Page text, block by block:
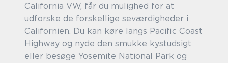
California VW, får du mulighed for at
udforske de forskellige seværdigheder i
Californien. Du kan køre langs Pacific Coast
Highway og nyde den smukke kystudsigt
eller besøge Yosemite National Park og